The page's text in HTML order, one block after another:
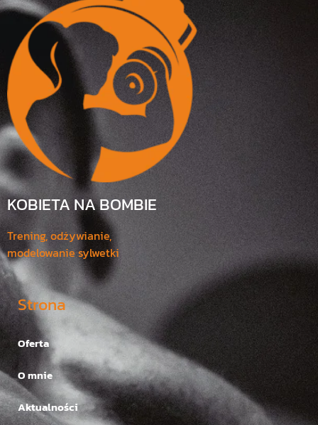
KOBIETA NA BOMBIE
Trening, odżywianie,
modelowanie sylwetki
Strona
Oferta
O mnie
Aktualności